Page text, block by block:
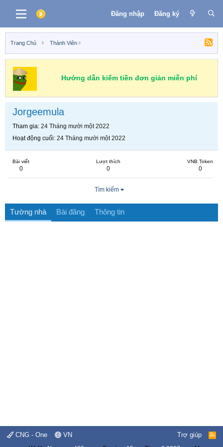
Đăng nhập Đăng ký
Trang Chủ Thành Viên
Hướng dẫn kiếm tiền đơn giản miễn phí
Jorgeemula
Tham gia 24 Tháng mười một 2022
Hoạt động cuối 24 Tháng mười một 2022
Bài viết
0
Lượt thích
0
VNB Token
0
Tìm kiếm
Tường nhà Bài đăng Thông tin
CNG - One VN Trợ giúp
R